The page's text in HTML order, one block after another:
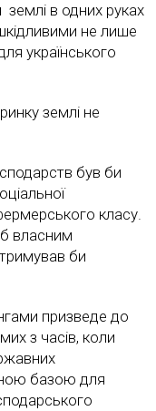
в одних руках
не лише
українського
землі не
був би
класу.
власним
би
призведе до
з часів, коли
базою для